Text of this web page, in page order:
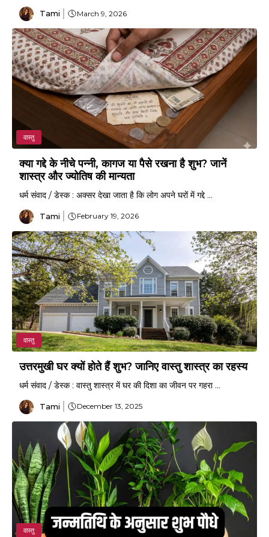
Tami March 9, 2026
वास्तु
क्या गद्दे के नीचे पन्नी, कागज या पैसे रखना है शुभ? जानें
शास्त्र और ज्योतिष की मान्यता
धर्म संवाद / डेस्क : अक्सर देखा जाता है कि लोग अपने घरों में गद्दे ...
Tami February 19, 2026
वास्तु
उत्तरमुखी घर क्यों होते हैं शुभ? जानिए वास्तु शास्त्र का रहस्य
धर्म संवाद / डेस्क : वास्तु शास्त्र में घर की दिशा का जीवन पर गहरा ...
Tami December 13, 2025
वास्तु